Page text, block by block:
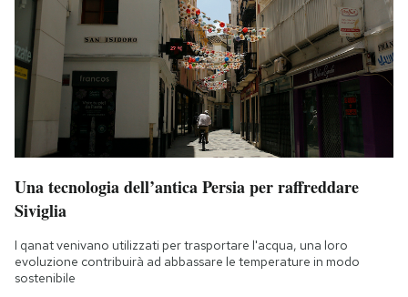
Una tecnologia dell’antica Persia per raffreddare
Siviglia
I qanat venivano utilizzati per trasportare l'acqua, una loro
evoluzione contribuirà ad abbassare le temperature in modo
sostenibile